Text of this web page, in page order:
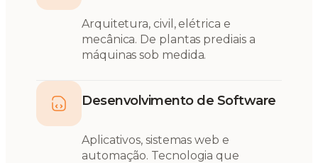
Arquitetura, civil, elétrica e
mecânica. De plantas prediais a
máquinas sob medida.
Desenvolvimento de Software
Aplicativos, sistemas web e
automação. Tecnologia que